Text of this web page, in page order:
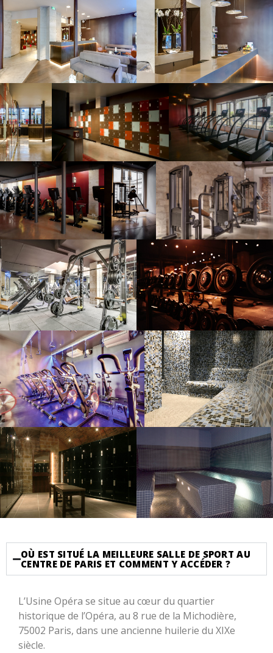
OÙ EST SITUÉ LA MEILLEURE SALLE DE SPORT AU
CENTRE DE PARIS ET COMMENT Y ACCÉDER ?
L’Usine Opéra se situe au cœur du quartier
historique de l’Opéra, au 8 rue de la Michodière,
75002 Paris, dans une ancienne huilerie du XIXe
siècle.